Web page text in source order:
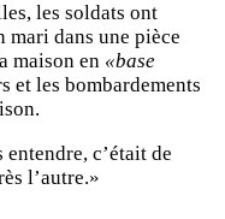
les soldats ont
mari dans une pièce
maison en «base
et les bombardements
c’était de
l’autre.»